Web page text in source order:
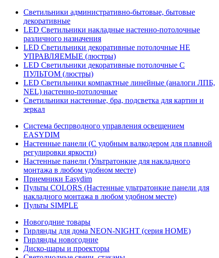
Светильники административно-бытовые, бытовые
декоративные
LED Cветильники накладные настенно-потолочные
различного назначения
LED Светильники декоративные потолочные НЕ
УПРАВЛЯЕМЫЕ (люстры)
LED Светильники декоративные потолочные С
ПУЛЬТОМ (люстры)
LED Светильники компактные линейные (аналоги ЛПБ,
NEL) настенно-потолочные
Светильники настенные, бра, подсветка для картин и
зеркал
Система беспрводного управления освещением
EASYDIM
Настенные панели (С удобным валкодером для плавной
регулировки яркости)
Настенные панели (Ультратонкие для накладного
монтажа в любом удобном месте)
Приемники Easydim
Пульты COLORS (Настенные ультратонкие панели для
накладного монтажа в любом удобном месте)
Пульты SIMPLE
Новогодние товары
Гирлянды для дома NEON-NIGHT (серия HOME)
Гирлянды новогодние
Диско-шары и проекторы